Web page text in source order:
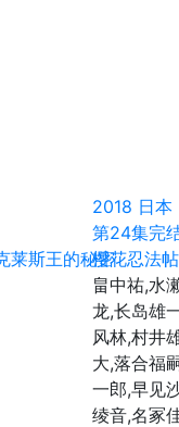
莱斯王的秘密
2018 日本
第24集完
樱花忍法帖
畠中祐,水
龙,长岛雄
风林,村井
大,落合福
一郎,早见
绫音,名冢